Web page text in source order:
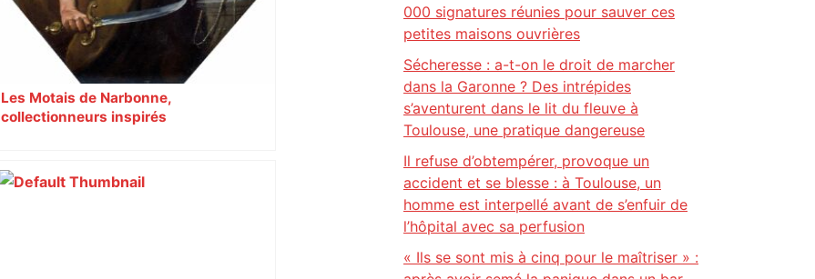
Les Motais de Narbonne,
collectionneurs inspirés
000 signatures réunies pour sauver ces
petites maisons ouvrières
Sécheresse : a-t-on le droit de marcher
dans la Garonne ? Des intrépides
s’aventurent dans le lit du fleuve à
Toulouse, une pratique dangereuse
Il refuse d’obtempérer, provoque un
accident et se blesse : à Toulouse, un
homme est interpellé avant de s’enfuir de
l’hôpital avec sa perfusion
« Ils se sont mis à cinq pour le maîtriser » :